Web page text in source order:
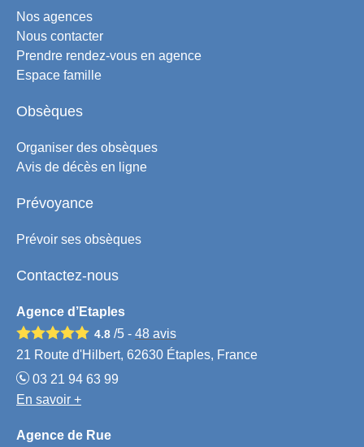
Nos agences
Nous contacter
Prendre rendez-vous en agence
Espace famille
Obsèques
Organiser des obsèques
Avis de décès en ligne
Prévoyance
Prévoir ses obsèques
Contactez-nous
Agence d’Etaples
4.8 /5 - 48 avis
21 Route d'Hilbert, 62630 Étaples, France
03 21 94 63 99
En savoir +
Agence de Rue